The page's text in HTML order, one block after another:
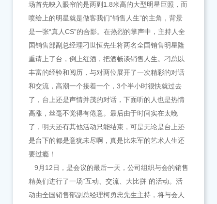
场首先映入眼帘的是两副1.8米高的大型明星巨照，而
喷绘上的明星就是做客我们“销售人生”的主角，背景
是一张“真人CS”的合影。在热烈的掌声中，主持人全
国销售部副总经理刁世恒先生将两名全国销售明星隆
重请上了台，倒上红酒，把酒畅谈销售人生。刁总以
丰富的经验和阅历，与对两位展开了一次精彩的对话
和交流，高潮一个接着一个，3个半小时很快就过去
了，台上还是声情并茂的对话，下面听的人也是热情
高涨，丝毫不觉得有倦意。最后由于时间实在太晚
了，明天还有其他活动只能结束，可是无论是台上还
是台下的都是意犹未尽啊，真是比朱军的艺术人生还
要过瘾！
9月12日，是会议的最后一天，公司组织与会的销售
精英们进行了一场“互动、交流、大比拼”的活动。活
动由全国销售部副总经理柯勇忠先生主持，将与会人